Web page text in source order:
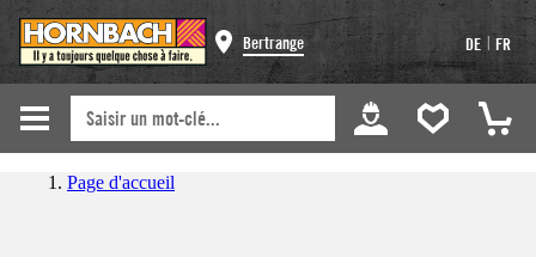
Bertrange DE | FR
Page d'accueil